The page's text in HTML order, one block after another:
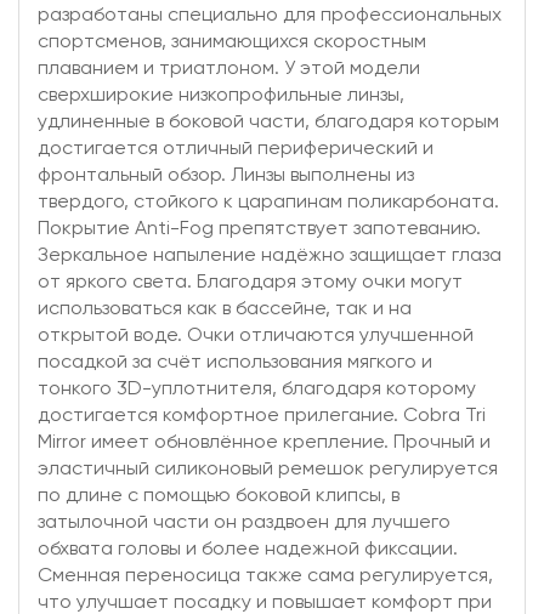
разработаны специально для профессиональных
спортсменов, занимающихся скоростным
плаванием и триатлоном. У этой модели
сверхширокие низкопрофильные линзы,
удлиненные в боковой части, благодаря которым
достигается отличный периферический и
фронтальный обзор. Линзы выполнены из
твердого, стойкого к царапинам поликарбоната.
Покрытие Anti-Fog препятствует запотеванию.
Зеркальное напыление надёжно защищает глаза
от яркого света. Благодаря этому очки могут
использоваться как в бассейне, так и на
открытой воде. Очки отличаются улучшенной
посадкой за счёт использования мягкого и
тонкого 3D-уплотнителя, благодаря которому
достигается комфортное прилегание. Cobra Tri
Mirror имеет обновлённое крепление. Прочный и
эластичный силиконовый ремешок регулируется
по длине с помощью боковой клипсы, в
затылочной части он раздвоен для лучшего
обхвата головы и более надежной фиксации.
Сменная переносица также сама регулируется,
что улучшает посадку и повышает комфорт при